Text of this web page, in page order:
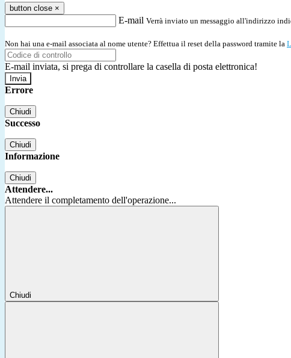
button close ×
E-mail Verrà inviato un messaggio all'indirizzo
Non hai una e-mail associata al nome utente? Effettua il reset della password tramite la
E-mail inviata, si prega di controllare la casella di posta elettronica!
Errore
Chiudi
Successo
Chiudi
Informazione
Chiudi
Attendere...
Attendere il completamento dell'operazione...
Chiudi